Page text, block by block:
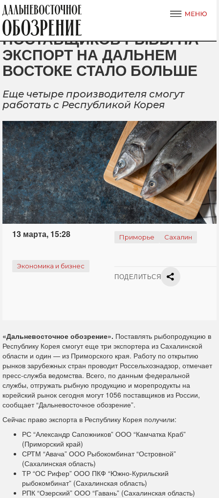
ПОСТАВЩИКОВ РЫБЫ НА
ЭКСПОРТ НА ДАЛЬНЕМ
ВОСТОКЕ СТАЛО БОЛЬШЕ
Еще четыре производителя смогут
работать с Республикой Корея
13 марта, 15:28 Приморье Сахалин
Экономика и бизнес
ПОДЕЛИТЬСЯ
«Дальневосточное обозрение». Поставлять рыбопродукцию в
Республику Корея смогут еще три экспортера из Сахалинской
области и один — из Приморского края. Работу по открытию
рынков зарубежных стран проводит Россельхознадзор, отмечает
пресс-служба ведомства. Всего, по данным федеральной
службы, отгружать рыбную продукцию и морепродукты на
корейский рынок сегодня могут 1056 поставщиков из России,
сообщает “Дальневосточное обозрение”.
Сейчас право экспорта в Республику Корея получили:
РС “Александр Сапожников” ООО “Камчатка Краб”
(Приморский край)
СРТМ “Авача” ООО Рыбокомбинат “Островной”
(Сахалинская область)
ТР “ОС Рифер” ООО ПКФ “Южно-Курильский
рыбокомбинат” (Сахалинская область)
РПК “Озерский” ООО “Гавань” (Сахалинская область)